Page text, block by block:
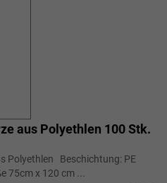
aus Polyethlen 100 Stk.
Polyethlen Beschichtung: PE
75cm x 120 cm ...